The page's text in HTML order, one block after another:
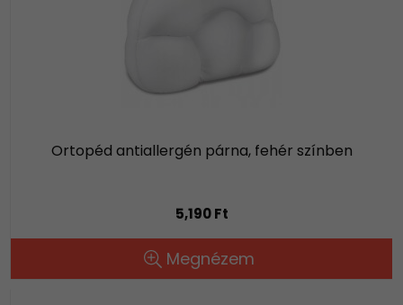
Ortopéd antiallergén párna, fehér színben
5,190 Ft
Megnézem